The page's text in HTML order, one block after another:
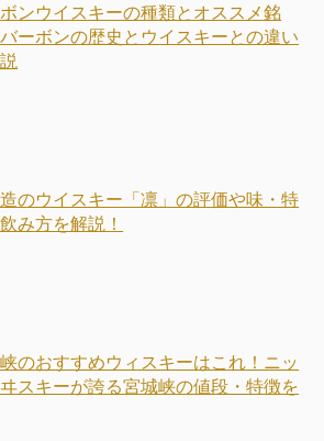
ンウイスキーの種類とオススメ銘
ーボンの歴史とウイスキーとの違い
のウイスキー「凛」の評価や味・特
み方を解説！
のおすすめウィスキーはこれ！ニッ
スキーが誇る宮城峡の値段・特徴を